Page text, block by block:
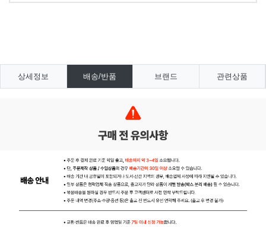
상세정보 배송/반품 브랜드 관련상품